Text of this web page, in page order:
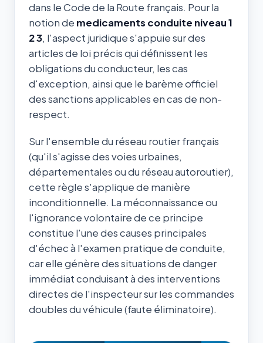
dans le Code de la Route français. Pour la
notion de medicaments conduite niveau 1
2 3, l'aspect juridique s'appuie sur des
articles de loi précis qui définissent les
obligations du conducteur, les cas
d'exception, ainsi que le barème officiel
des sanctions applicables en cas de non-
respect.
Sur l'ensemble du réseau routier français
(qu'il s'agisse des voies urbaines,
départementales ou du réseau autoroutier),
cette règle s'applique de manière
inconditionnelle. La méconnaissance ou
l'ignorance volontaire de ce principe
constitue l'une des causes principales
d'échec à l'examen pratique de conduite,
car elle génère des situations de danger
immédiat conduisant à des interventions
directes de l'inspecteur sur les commandes
doubles du véhicule (faute éliminatoire).